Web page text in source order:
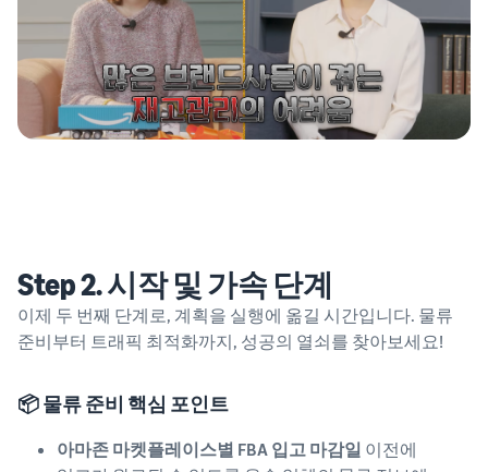
Step 2. 시작 및 가속 단계
이제 두 번째 단계로, 계획을 실행에 옮길 시간입니다. 물류
준비부터 트래픽 최적화까지, 성공의 열쇠를 찾아보세요!
📦 물류 준비 핵심 포인트
아마존 마켓플레이스별 FBA 입고 마감일 이전에